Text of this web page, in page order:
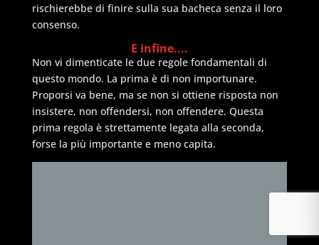
rischierebbe di finire sulla sua bacheca senza il loro
consenso.
E infine....
Non vi dimenticate le due regole fondamentali di
questo mondo. La prima è di non importunare.
Proporsi va bene, ma se non si ottiene risposta non
insistere, non offendersi, non offendere. Questa
prima regola è strettamente legata alla seconda,
forse la più importante e meno capita.